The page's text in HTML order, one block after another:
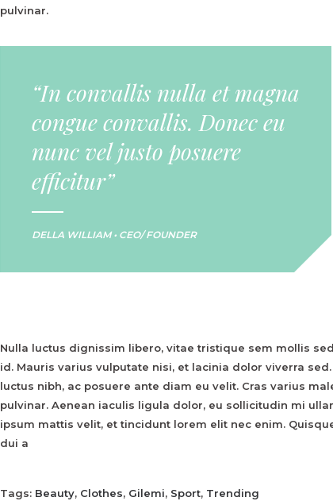
pulvinar.
“In convallis nulla et magna
congue convallis. Donec eu
nunc vel justo posuere
efficitur”
DELLA WILLIAM • CEO/ FOUNDER
Nulla luctus dignissim libero, vitae tristique sem mollis
id. Mauris varius vulputate nisi, et lacinia dolor viverra
luctus nibh, ac posuere ante diam eu velit. Cras varius
pulvinar. Aenean iaculis ligula dolor, eu sollicitudin mi
ipsum mattis velit, et tincidunt lorem elit nec enim.
dui a
Tags: Beauty, Clothes, Gilemi, Sport, Trending